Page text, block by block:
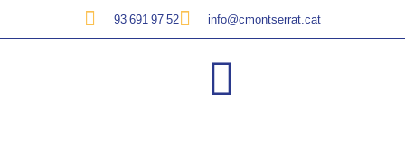
93 691 97 52 info@cmontserrat.cat